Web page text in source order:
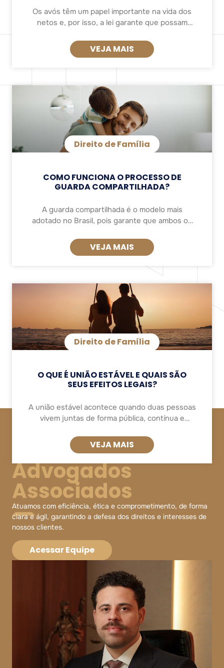
Os avós têm um papel importante na vida dos
netos e, por isso, a lei garante que possam
está previsto no Art.
VEJA MAIS
Direito de Família
COMO FUNCIONA O PROCESSO DE
GUARDA COMPARTILHADA?
A guarda compartilhada é o modelo mais
adotado no Brasil, pois garante que ambos os
mesmo que não vivam juntos. Esse tipo de
VEJA MAIS
Direito de Família
O QUE É UNIÃO ESTÁVEL E QUAIS SÃO
SEUS EFEITOS LEGAIS?
A união estável acontece quando duas pessoas
vivem juntas de forma pública, contínua e
Diferente do casamento, não exige formalização
em cartório,
VEJA MAIS
Advogados
Associados
Atuamos com eficiência, ética e comprometimento, de forma
clara e ágil, garantindo a defesa dos direitos e interesses de
nossos clientes.
Acessar Equipe